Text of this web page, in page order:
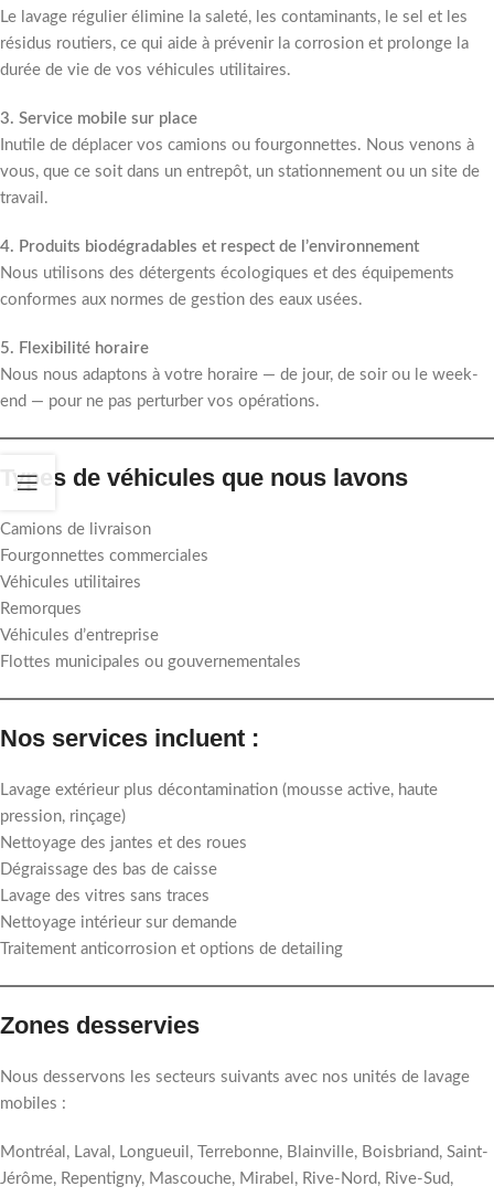
Le lavage régulier élimine la saleté, les contaminants, le sel et les
résidus routiers, ce qui aide à prévenir la corrosion et prolonge la
durée de vie de vos véhicules utilitaires.
3. Service mobile sur place
Inutile de déplacer vos camions ou fourgonnettes. Nous venons à
vous, que ce soit dans un entrepôt, un stationnement ou un site de
travail.
4. Produits biodégradables et respect de l’environnement
Nous utilisons des détergents écologiques et des équipements
conformes aux normes de gestion des eaux usées.
5. Flexibilité horaire
Nous nous adaptons à votre horaire — de jour, de soir ou le week-
end — pour ne pas perturber vos opérations.
Types de véhicules que nous lavons
Camions de livraison
Fourgonnettes commerciales
Véhicules utilitaires
Remorques
Véhicules d’entreprise
Flottes municipales ou gouvernementales
Nos services incluent :
Lavage extérieur plus décontamination (mousse active, haute
pression, rinçage)
Nettoyage des jantes et des roues
Dégraissage des bas de caisse
Lavage des vitres sans traces
Nettoyage intérieur sur demande
Traitement anticorrosion et options de detailing
Zones desservies
Nous desservons les secteurs suivants avec nos unités de lavage
mobiles :
Montréal, Laval, Longueuil, Terrebonne, Blainville, Boisbriand, Saint-
Jérôme, Repentigny, Mascouche, Mirabel, Rive-Nord, Rive-Sud,